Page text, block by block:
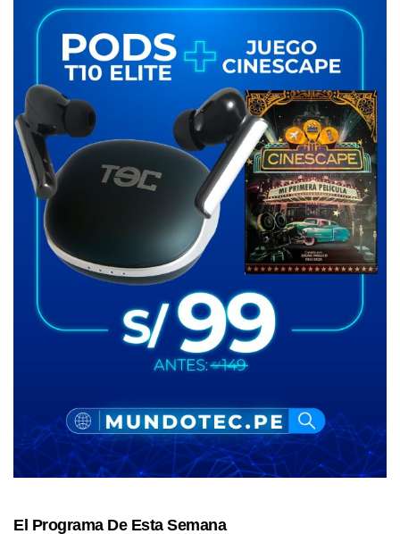
El Programa De Esta Semana